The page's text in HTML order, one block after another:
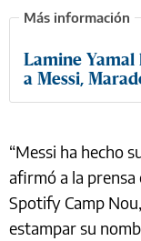
Lamine Yamal
a Messi,
“Messi ha hecho
afirmó a la prensa
Spotify Camp
estampar su